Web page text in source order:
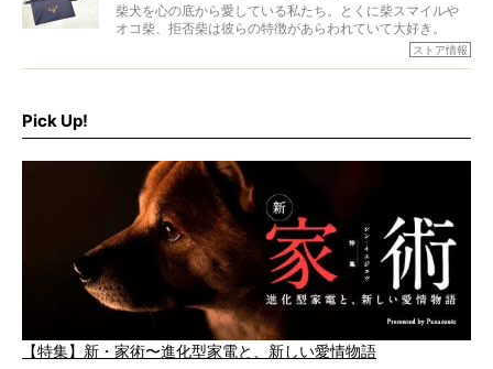
柴犬を心の底から愛している私たち。とくに柴スマイルや
オコ柴、拒否柴は彼らの特徴があらわれていて大好き。
でもちょっと待て…もうひとつ、忘れてはならない愛おしい
シーンがあったぞ。それは、背中を丸めて“ウンチなう”の姿
ストア情報
Pick Up!
【特集】新・家術〜進化型家電と、新しい愛情物語